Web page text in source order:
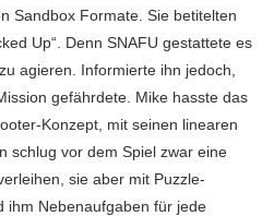
Sandbox Formate. Sie betitelten
Up“. Denn SNAFU gestattete es
agieren. Informierte ihn jedoch,
gefährdete. Mike hasste das
Konzept, mit seinen linearen
schlug vor dem Spiel zwar eine
sie aber mit Puzzle-
ihm Nebenaufgaben für jede